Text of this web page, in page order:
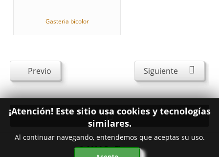
Gasteria bicolor
Previo Siguiente
© 2026FavThemes
¡Atención! Este sitio usa cookies y tecnologías
similares.
Al continuar navegando, entendemos que aceptas su uso.